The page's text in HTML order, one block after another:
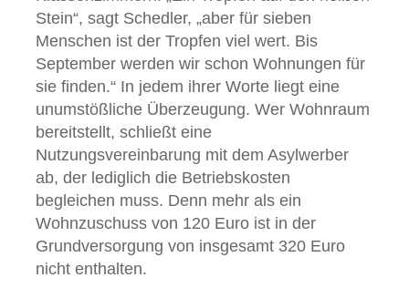
Stein“, sagt Schedler, „aber für sieben
Menschen ist der Tropfen viel wert. Bis
September werden wir schon Wohnungen für
sie finden.“ In jedem ihrer Worte liegt eine
unumstößliche Überzeugung. Wer Wohnraum
bereitstellt, schließt eine
Nutzungsvereinbarung mit dem Asylwerber
ab, der lediglich die Betriebskosten
begleichen muss. Denn mehr als ein
Wohnzuschuss von 120 Euro ist in der
Grundversorgung von insgesamt 320 Euro
nicht enthalten.